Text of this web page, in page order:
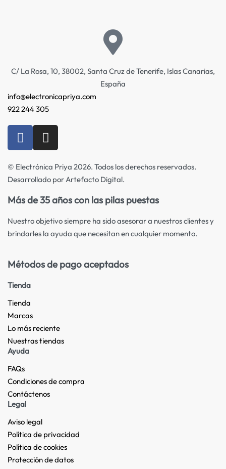
C/ La Rosa, 10, 38002, Santa Cruz de Tenerife, Islas Canarias,
España
info@electronicapriya.com
922 244 305
© Electrónica Priya 2026. Todos los derechos reservados.
Desarrollado por Artefacto Digital.
Más de 35 años con las pilas puestas
Nuestro objetivo siempre ha sido asesorar a nuestros clientes y
brindarles la ayuda que necesitan en cualquier momento.
Métodos de pago aceptados
Tienda
Tienda
Marcas
Lo más reciente​
Nuestras tiendas​
Ayuda
FAQs
Condiciones de compra
Contáctenos
Legal
Aviso legal
Política de privacidad
Política de cookies
Protección de datos